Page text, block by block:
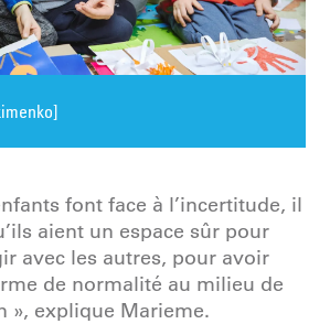
font face à l’incertitude, il
aient un espace sûr pour
avec les autres, pour avoir
de normalité au milieu de
», explique Marieme.